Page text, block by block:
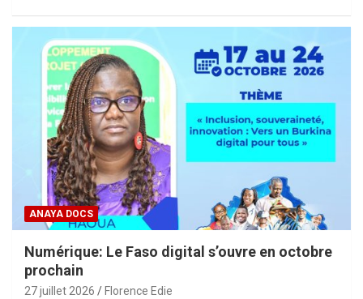
ANAYA DOCS
Numérique: Le Faso digital s’ouvre en octobre
prochain
27 juillet 2026 Florence Edie